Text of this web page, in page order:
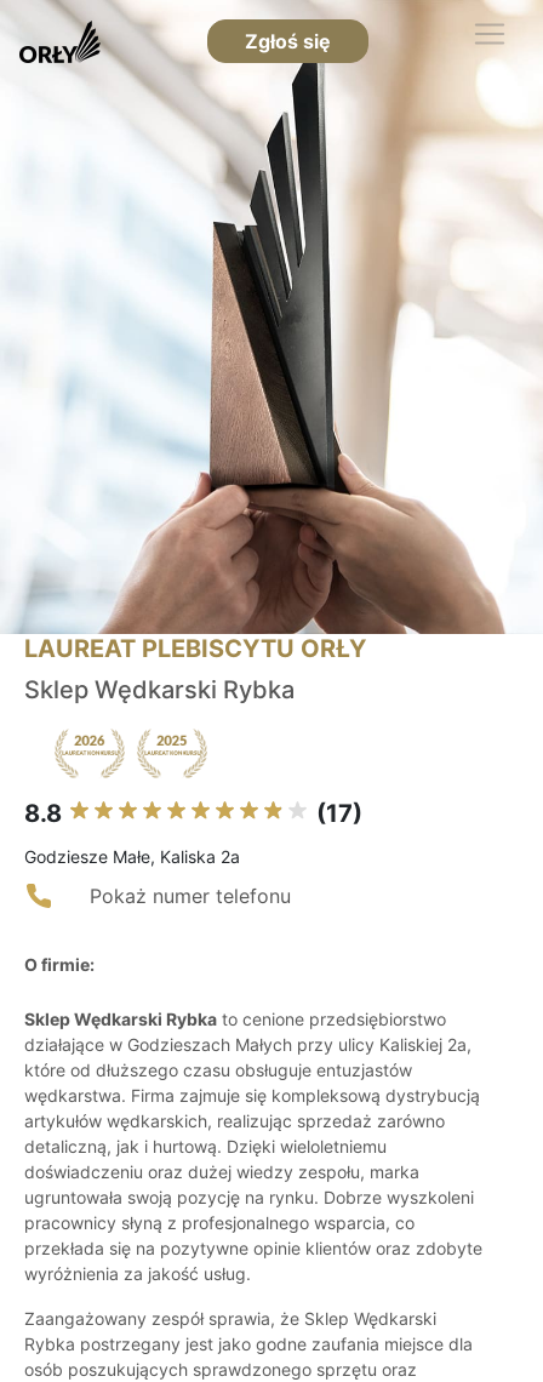
Zgłoś się
LAUREAT PLEBISCYTU ORŁY
Sklep Wędkarski Rybka
8.8 (17)
Godziesze Małe, Kaliska 2a
Pokaż numer telefonu
O firmie:
Sklep Wędkarski Rybka to cenione przedsiębiorstwo
działające w Godzieszach Małych przy ulicy Kaliskiej 2a,
które od dłuższego czasu obsługuje entuzjastów
wędkarstwa. Firma zajmuje się kompleksową dystrybucją
artykułów wędkarskich, realizując sprzedaż zarówno
detaliczną, jak i hurtową. Dzięki wieloletniemu
doświadczeniu oraz dużej wiedzy zespołu, marka
ugruntowała swoją pozycję na rynku. Dobrze wyszkoleni
pracownicy słyną z profesjonalnego wsparcia, co
przekłada się na pozytywne opinie klientów oraz zdobyte
wyróżnienia za jakość usług.
Zaangażowany zespół sprawia, że Sklep Wędkarski
Rybka postrzegany jest jako godne zaufania miejsce dla
osób poszukujących sprawdzonego sprzętu oraz